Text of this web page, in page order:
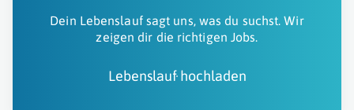
Dein Lebenslauf sagt uns, was du suchst. Wir
zeigen dir die richtigen Jobs.
Lebenslauf hochladen